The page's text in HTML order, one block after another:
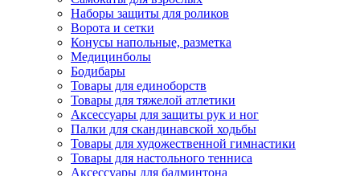
Наборы защиты для роликов
Ворота и сетки
Конусы напольные, разметка
Медицинболы
Бодибары
Товары для единоборств
Товары для тяжелой атлетики
Аксессуары для защиты рук и ног
Палки для скандинавской ходьбы
Товары для художественной гимнастики
Товары для настольного тенниса
Аксессуары для бадминтона